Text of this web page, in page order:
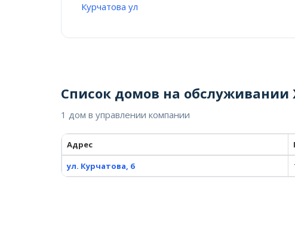
Курчатова ул
Список домов на обслуживании
1 дом в управлении компании
Адрес
ул. Курчатова, 6